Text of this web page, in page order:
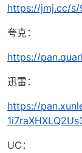
https://jmj.cc/s/
夸克：
https://
迅雷：
https://
UC：